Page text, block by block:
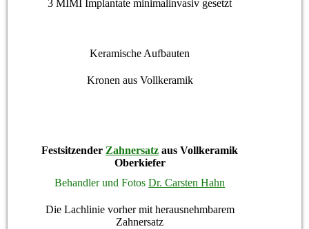
3 MIMI Implantate minimalinvasiv gesetzt
Keramische Aufbauten
Kronen aus Vollkeramik
Festsitzender Zahnersatz aus Vollkeramik
Oberkiefer
Behandler und FotosDr. Carsten Hahn
Die Lachlinie vorher mit herausnehmbarem
Zahnersatz